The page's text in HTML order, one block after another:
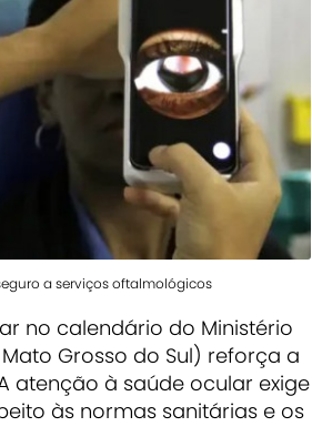
a serviços oftalmológicos
no calendário do Ministério
Grosso do Sul) reforça a
atenção à saúde ocular exige
às normas sanitárias e os